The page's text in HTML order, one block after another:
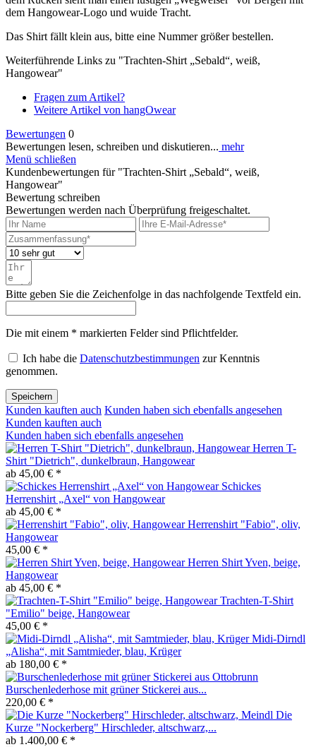
dem Hangowear-Logo und wuide Tracht.
Das Shirt fällt klein aus, bitte eine Nummer größer bestellen.
Weiterführende Links zu "Trachten-Shirt „Sebald“, weiß,
Hangowear"
Fragen zum Artikel?
Weitere Artikel von hangOwear
Bewertungen 0
Bewertungen lesen, schreiben und diskutieren... mehr
Menü schließen
Kundenbewertungen für "Trachten-Shirt „Sebald“, weiß,
Hangowear"
Bewertung schreiben
Bewertungen werden nach Überprüfung freigeschaltet.
Bitte geben Sie die Zeichenfolge in das nachfolgende Textfeld ein.
Die mit einem * markierten Felder sind Pflichtfelder.
Ich habe die Datenschutzbestimmungen zur Kenntnis
genommen.
Speichern
Kunden kauften auch Kunden haben sich ebenfalls angesehen
Kunden kauften auch
Kunden haben sich ebenfalls angesehen
Herren T-
Shirt "Dietrich", dunkelbraun, Hangowear
ab 45,00 € *
Schickes
Herrenshirt „Axel“ von Hangowear
ab 45,00 € *
Herrenshirt "Fabio", oliv,
Hangowear
45,00 € *
Herren Shirt Yven, beige,
Hangowear
ab 45,00 € *
Trachten-T-Shirt
"Emilio" beige, Hangowear
45,00 € *
Midi-Dirndl
„Alisha“, mit Samtmieder, blau, Krüger
ab 180,00 € *
Burschenlederhose mit grüner Stickerei aus...
220,00 € *
Die
Kurze "Nockerberg" Hirschleder, altschwarz,...
ab 1.400,00 € *